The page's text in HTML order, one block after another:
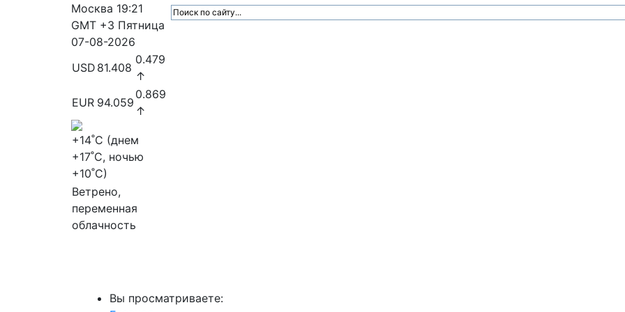
Москва 19:21
GMT +3 Пятница
07-08-2026
USD 81.408
0.479
↑
EUR 94.059
0.869
↑
+14˚C (днем
+17˚C, ночью
+10˚C)
Ветрено,
переменная
облачность
Вы просматриваете: